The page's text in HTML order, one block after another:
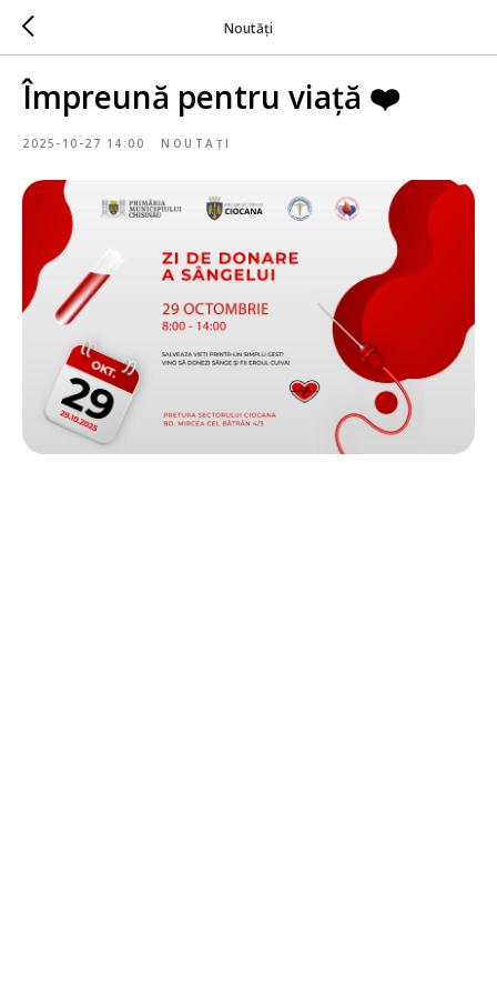
Noutăți
Împreună pentru viață ❤️
2025-10-27 14:00 NOUTAȚI